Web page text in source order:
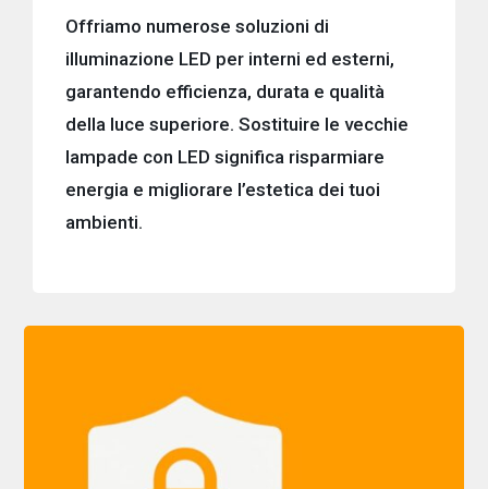
Offriamo numerose soluzioni di
illuminazione LED per interni ed esterni,
garantendo efficienza, durata e qualità
della luce superiore. Sostituire le vecchie
lampade con LED significa risparmiare
energia e migliorare l’estetica dei tuoi
ambienti.